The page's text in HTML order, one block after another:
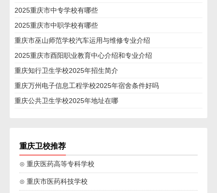
2025重庆市中专学校有哪些
2025重庆市中职学校有哪些
重庆市巫山师范学校汽车运用与维修专业介绍
2025重庆市酉阳职业教育中心介绍和专业介绍
重庆知行卫生学校2025年招生简介
重庆万州电子信息工程学校2025年宿舍条件好吗
重庆公共卫生学校2025年地址在哪
重庆卫校推荐
⊙ 重庆医药高等专科学校
⊙ 重庆市医药科技学校